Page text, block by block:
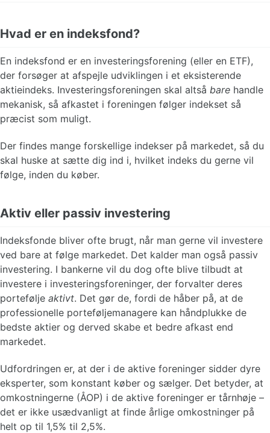
Hvad er en indeksfond?
En indeksfond er en investeringsforening (eller en ETF),
der forsøger at afspejle udviklingen i et eksisterende
aktieindeks. Investeringsforeningen skal altså bare handle
mekanisk, så afkastet i foreningen følger indekset så
præcist som muligt.
Der findes mange forskellige indekser på markedet, så du
skal huske at sætte dig ind i, hvilket indeks du gerne vil
følge, inden du køber.
Aktiv eller passiv investering
Indeksfonde bliver ofte brugt, når man gerne vil investere
ved bare at følge markedet. Det kalder man også passiv
investering. I bankerne vil du dog ofte blive tilbudt at
investere i investeringsforeninger, der forvalter deres
portefølje aktivt. Det gør de, fordi de håber på, at de
professionelle porteføljemanagere kan håndplukke de
bedste aktier og derved skabe et bedre afkast end
markedet.
Udfordringen er, at der i de aktive foreninger sidder dyre
eksperter, som konstant køber og sælger. Det betyder, at
omkostningerne (ÅOP) i de aktive foreninger er tårnhøje –
det er ikke usædvanligt at finde årlige omkostninger på
helt op til 1,5% til 2,5%.